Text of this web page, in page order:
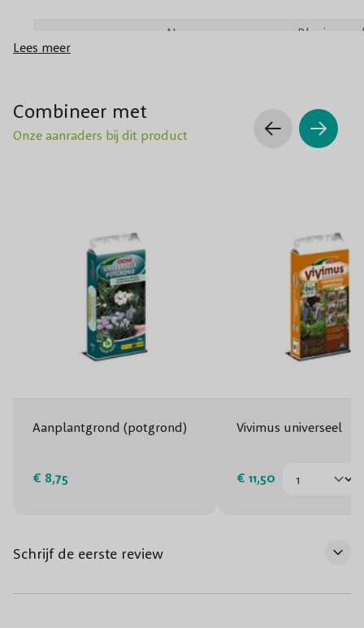
Naam
1-3
Ellen Red (3x)
2-4
Lees meer
Combineer met
Onze aanraders bij dit product
Aanplantgrond (potgrond)
€ 8,75
Vivimus universeel
€ 11,50
Schrijf de eerste review